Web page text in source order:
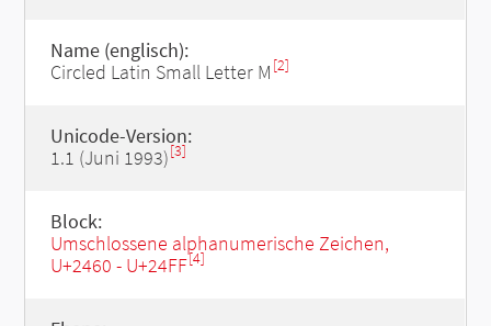
Name (englisch):
Circled Latin Small Letter M [2]
Unicode-Version:
1.1 (Juni 1993)[3]
Block:
Umschlossene alphanumerische Zeichen,
U+2460 - U+24FF[4]